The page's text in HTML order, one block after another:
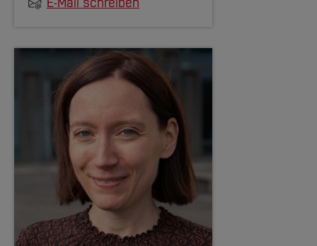
E-Mail schreiben